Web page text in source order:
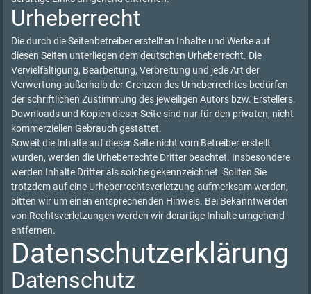
Urheberrecht
Die durch die Seitenbetreiber erstellten Inhalte und Werke auf
diesen Seiten unterliegen dem deutschen Urheberrecht. Die
Vervielfältigung, Bearbeitung, Verbreitung und jede Art der
Verwertung außerhalb der Grenzen des Urheberrechtes bedürfen
der schriftlichen Zustimmung des jeweiligen Autors bzw. Erstellers.
Downloads und Kopien dieser Seite sind nur für den privaten, nicht
kommerziellen Gebrauch gestattet.
Soweit die Inhalte auf dieser Seite nicht vom Betreiber erstellt
wurden, werden die Urheberrechte Dritter beachtet. Insbesondere
werden Inhalte Dritter als solche gekennzeichnet. Sollten Sie
trotzdem auf eine Urheberrechtsverletzung aufmerksam werden,
bitten wir um einen entsprechenden Hinweis. Bei Bekanntwerden
von Rechtsverletzungen werden wir derartige Inhalte umgehend
entfernen.
Datenschutzerklärung
Datenschutz